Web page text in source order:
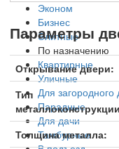
Эконом
Бизнес
Элитные
По назначению
Квартирные
Уличные
Для
Парадные
Для дачи
Тамбурные
Параметры
Открывание двери:
Тип
Толщина металла: